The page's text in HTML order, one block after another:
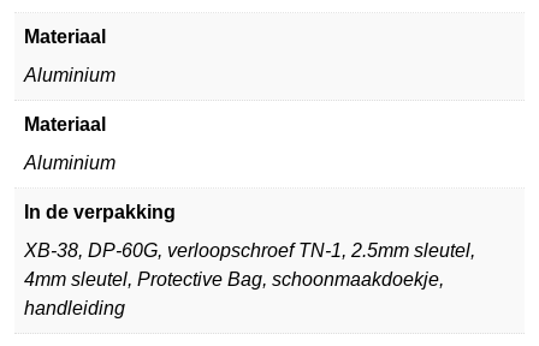
Materiaal
Aluminium
Materiaal
Aluminium
In de verpakking
XB-38, DP-60G, verloopschroef TN-1, 2.5mm sleutel,
4mm sleutel, Protective Bag, schoonmaakdoekje,
handleiding